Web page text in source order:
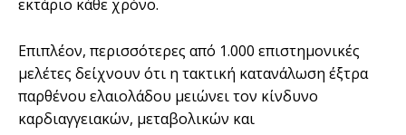
εκτάριο κάθε χρόνο.
Επιπλέον, περισσότερες από 1.000 επιστημονικές
μελέτες δείχνουν ότι η τακτική κατανάλωση έξτρα
παρθένου ελαιολάδου μειώνει τον κίνδυνο
καρδιαγγειακών, μεταβολικών και